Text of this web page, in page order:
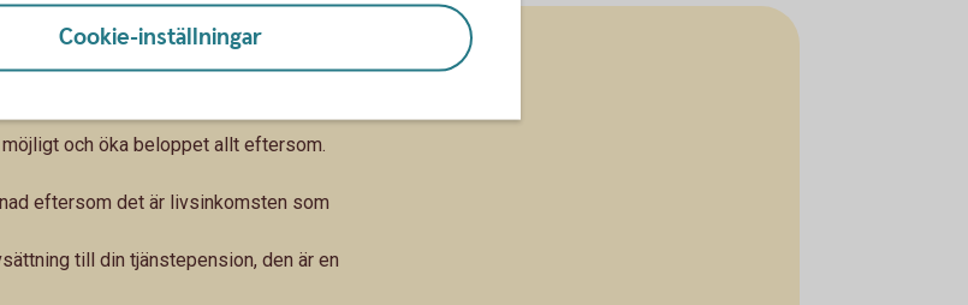
pension
och öka beloppet allt eftersom.
eftersom det är livsinkomsten som
till din tjänstepension, den är en
Cookie-inställningar